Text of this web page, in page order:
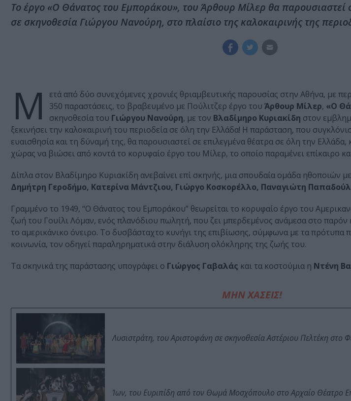
Το έργο «Ο Θάνατος του Εμποράκου», του Άρθουρ Μίλερ θα παρουσιαστεί
σε σκηνοθεσία Γιώργου Νανούρη, στο πλαίσιο της καλοκαιρινής της
Μ
ετά από δύο συνεχόμενες χρονιές θριαμβευτικής παρουσίας στην Αθήνα, με
350 παραστάσεις, το βραβευμένο με Πούλιτζερ έργο του Άρθουρ Μίλερ, «Ο
σκηνοθεσία του Γιώργου Νανούρη, με τον Βλαδίμηρο Κυριακίδη στον
ξεκινήσει την καλοκαιρινή του περιοδεία σε όλη την Ελλάδα! Η παράσταση, που
ευαισθησία και τη δύναμή της, θα παρουσιαστεί σε επιλεγμένα θέατρα σε όλη την Ελλάδα,
χώρας να βιώσει από κοντά το κορυφαίο έργο του Μίλερ, το οποίο παραμένει επίκαιρο
Δίπλα στον Βλαδίμηρο Κυριακίδη ανεβαίνει επί σκηνής, μια σπουδαία ομάδα ηθοποιών
Δημήτρη Γεροδήμο, Κατερίνα Μάντζιου, Γιώργο Κοσκορέλλο, Παναγιώτη
Γραμμένο το 1949, “Ο Θάνατος του Εμποράκου” θεωρείται το κορυφαίο έργο του
ζωή του Γουίλι Λόμαν, ενός πλανόδιου πωλητή, που ζει μπερδεμένος ανάμεσα στο
το αμερικάνικο όνειρο. Το δυσβάσταχτο κυνήγι της επιβίωσης, σύμφωνα με τα πρότυπα
κοινωνία, τον οδηγεί παραληρηματικά στην διάλυση ολόκληρης της ζωής του.
Τα σκηνικά της παράστασης υπογράφει ο Γιώργος Γαβαλάς και τα κοστούμια η Ντένη
ΜΗΝ ΧΑΣΕΙΣ!
Λυσιστράτη, του Αριστοφάνη σε σκηνοθεσία Αστέριου Πελτέκη
Ίων, του Ευριπίδη από τον Θωμά Μοσχόπουλο στο Αρχαίο Θέατρο